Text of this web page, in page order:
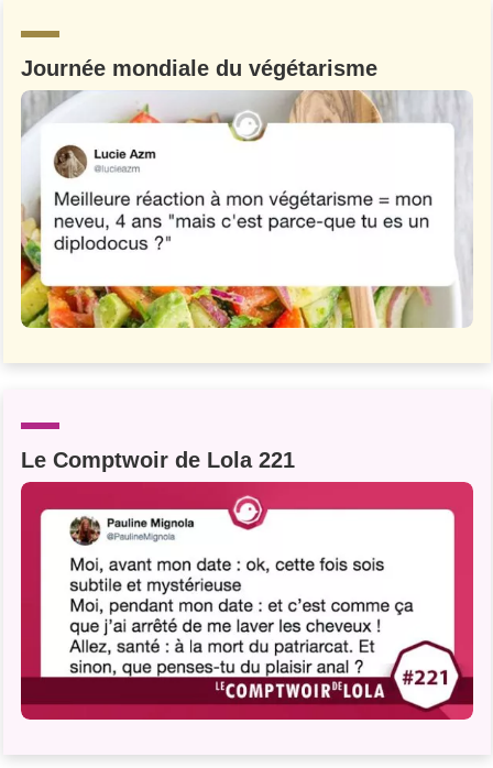
Journée mondiale du végétarisme
Le Comptwoir de Lola 221
Un Thread
C'EST PARTI